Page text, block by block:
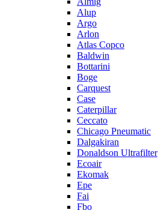
Alup
Argo
Arlon
Atlas Copco
Baldwin
Bottarini
Boge
Carquest
Case
Caterpillar
Ceccato
Chicago Pneumatic
Dalgakiran
Donaldson Ultrafilter
Ecoair
Ekomak
Epe
Fai
Fbo